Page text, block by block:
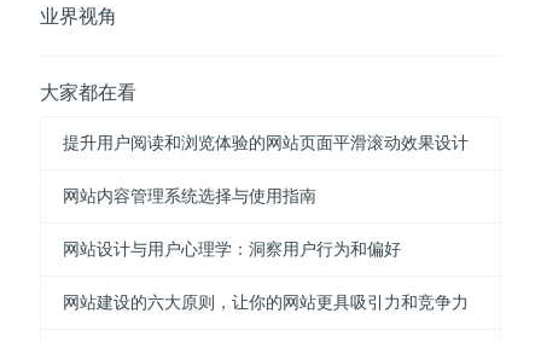
业界视角
大家都在看
提升用户阅读和浏览体验的网站页面平滑滚动效果设计
网站内容管理系统选择与使用指南
网站设计与用户心理学：洞察用户行为和偏好
网站建设的六大原则，让你的网站更具吸引力和竞争力